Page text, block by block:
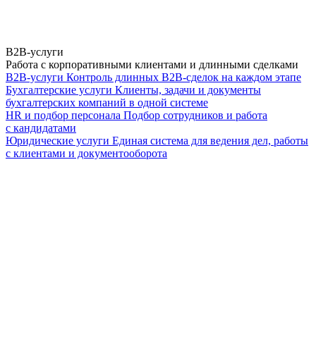
B2B-услуги
Работа с корпоративными клиентами и длинными сделками
B2B-услуги Контроль длинных B2B-сделок на каждом этапе
Бухгалтерские услуги Клиенты, задачи и документы
бухгалтерских компаний в одной системе
HR и подбор персонала Подбор сотрудников и работа
с кандидатами
Юридические услуги Единая система для ведения дел, работы
с клиентами и документооборота